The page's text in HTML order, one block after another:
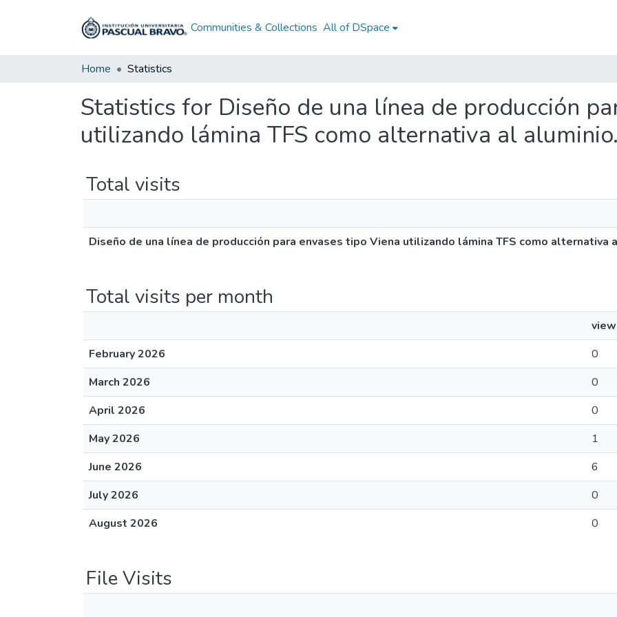
Communities & Collections All of DSpace
Home Statistics
Statistics for Diseño de una línea de producción
utilizando lámina TFS como alternativa al aluminio.
Total visits
Diseño de una línea de producción para envases tipo Viena utilizando lámina TFS como alternativa
Total visits per month
February 2026
0
March 2026
0
April 2026
0
May 2026
1
June 2026
6
July 2026
0
August 2026
0
File Visits